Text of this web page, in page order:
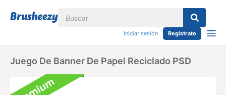
Iniciar sesión Regístrate
Juego De Banner De Papel Reciclado PSD